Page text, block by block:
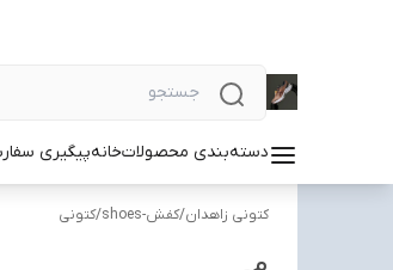
دسته‌بندی محصولاتخانهپیگیری
کتونی زاهدان/کفش-shoes /کتونی